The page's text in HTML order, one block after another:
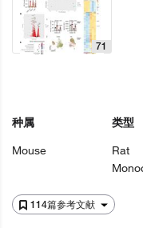
114篇参考文献
71
种属
Mouse
类型
Rat